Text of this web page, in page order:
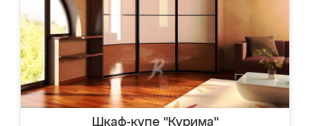
Шкаф-купе "Курима"